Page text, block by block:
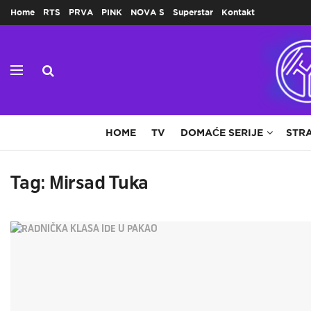
Home RTS PRVA PINK NOVA S Superstar Kontakt
HOME TV DOMAĆE SERIJE
Tag: Mirsad Tuka